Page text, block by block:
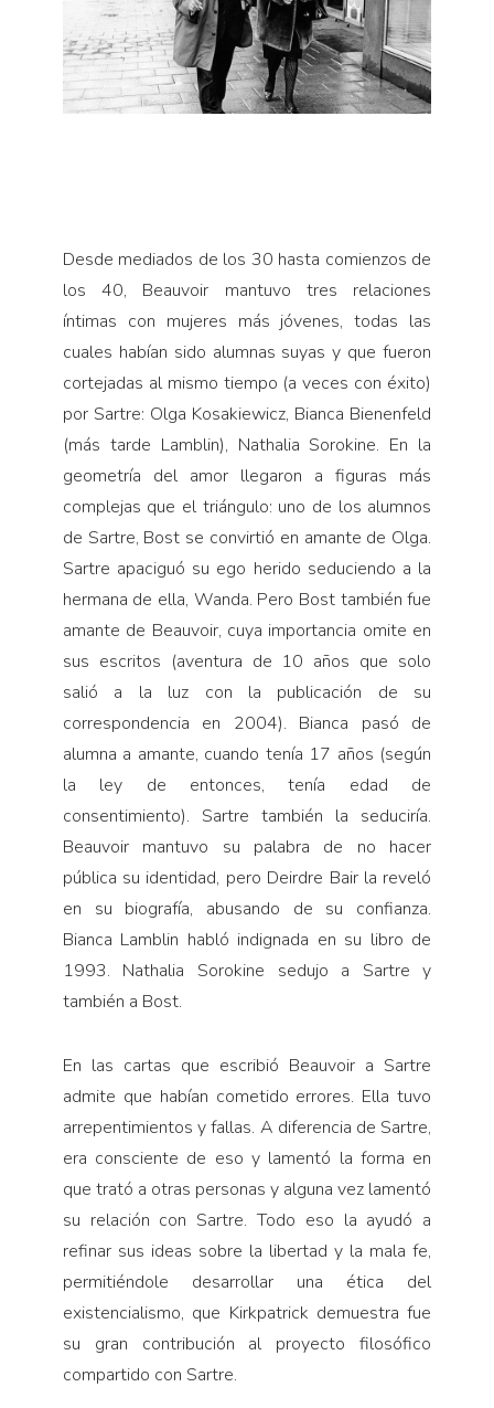
Desde mediados de los 30 hasta comienzos de
los 40, Beauvoir mantuvo tres relaciones
íntimas con mujeres más jóvenes, todas las
cuales habían sido alumnas suyas y que fueron
cortejadas al mismo tiempo (a veces con éxito)
por Sartre: Olga Kosakiewicz, Bianca Bienenfeld
(más tarde Lamblin), Nathalia Sorokine. En la
geometría del amor llegaron a figuras más
complejas que el triángulo: uno de los alumnos
de Sartre, Bost se convirtió en amante de Olga.
Sartre apaciguó su ego herido seduciendo a la
hermana de ella, Wanda. Pero Bost también fue
amante de Beauvoir, cuya importancia omite en
sus escritos (aventura de 10 años que solo
salió a la luz con la publicación de su
correspondencia en 2004). Bianca pasó de
alumna a amante, cuando tenía 17 años (según
la ley de entonces, tenía edad de
consentimiento). Sartre también la seduciría.
Beauvoir mantuvo su palabra de no hacer
pública su identidad, pero Deirdre Bair la reveló
en su biografía, abusando de su confianza.
Bianca Lamblin habló indignada en su libro de
1993. Nathalia Sorokine sedujo a Sartre y
también a Bost.
En las cartas que escribió Beauvoir a Sartre
admite que habían cometido errores. Ella tuvo
arrepentimientos y fallas. A diferencia de Sartre,
era consciente de eso y lamentó la forma en
que trató a otras personas y alguna vez lamentó
su relación con Sartre. Todo eso la ayudó a
refinar sus ideas sobre la libertad y la mala fe,
permitiéndole desarrollar una ética del
existencialismo, que Kirkpatrick demuestra fue
su gran contribución al proyecto filosófico
compartido con Sartre.